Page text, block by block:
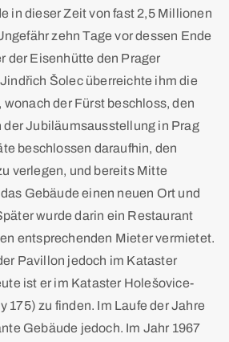
in dieser Zeit von fast 2,5 Millionen
zehn Tage vor dessen Ende
der Eisenhütte den Prager
Šolec überreichte ihm die
der Fürst beschloss, den
Jubiläumsausstellung in Prag
beschlossen daraufhin, den
verlegen, und bereits Mitte
Gebäude einen neuen Ort und
wurde darin ein Restaurant
entsprechenden Mieter vermietet.
Pavillon jedoch im Kataster
ist er im Kataster Holešovice-
175) zu finden. Im Laufe der Jahre
Gebäude jedoch. Im Jahr 1967